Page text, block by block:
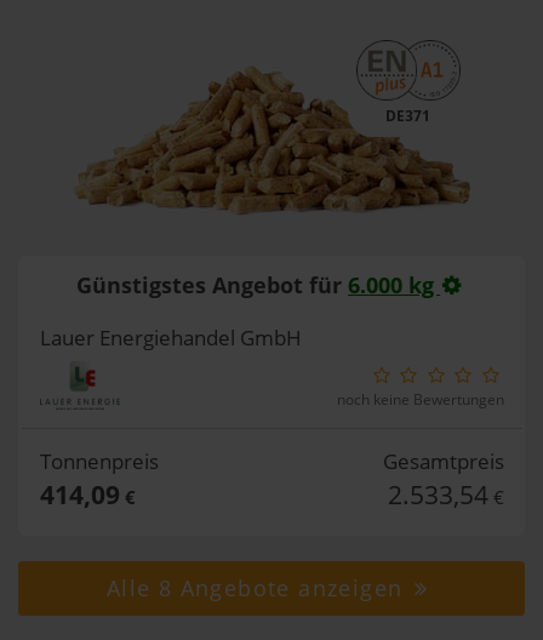
DE371
Günstigstes Angebot für 6.000 kg
Lauer Energiehandel GmbH
noch keine Bewertungen
Tonnenpreis
414,09 €
Gesamtpreis
2.533,54 €
Alle 8 Angebote anzeigen